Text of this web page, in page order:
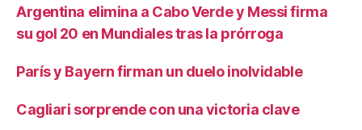
Argentina elimina a Cabo Verde y Messi firma
su gol 20 en Mundiales tras la prórroga
París y Bayern firman un duelo inolvidable
Cagliari sorprende con una victoria clave